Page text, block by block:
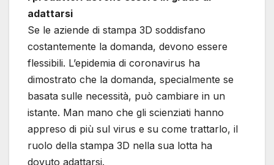
adattarsi
Se le aziende di stampa 3D soddisfano
costantemente la domanda, devono essere
flessibili. L’epidemia di coronavirus ha
dimostrato che la domanda, specialmente se
basata sulle necessità, può cambiare in un
istante. Man mano che gli scienziati hanno
appreso di più sul virus e su come trattarlo, il
ruolo della stampa 3D nella sua lotta ha
dovuto adattarsi.